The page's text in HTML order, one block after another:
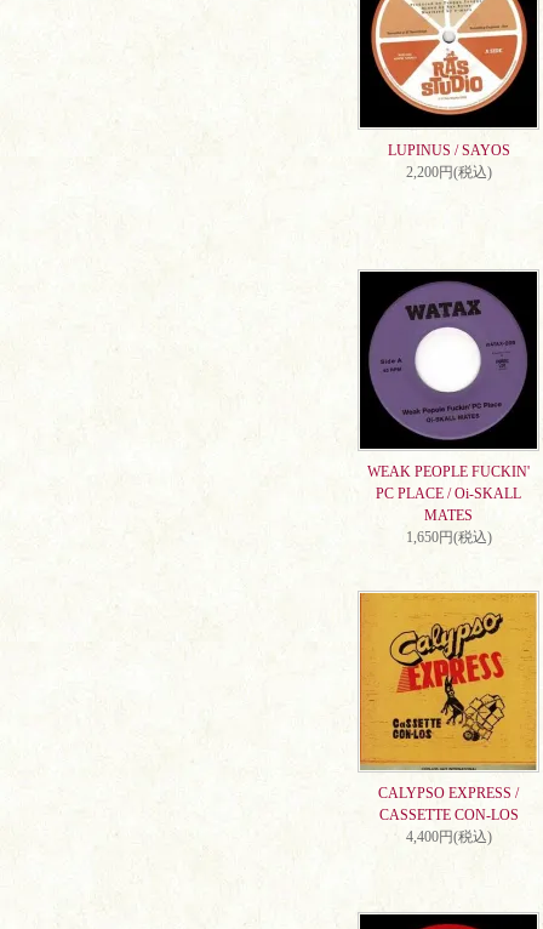
LUPINUS / SAYOS
2,200円(税込)
WEAK PEOPLE FUCKIN'
PC PLACE / Oi-SKALL
MATES
1,650円(税込)
CALYPSO EXPRESS /
CASSETTE CON-LOS
4,400円(税込)